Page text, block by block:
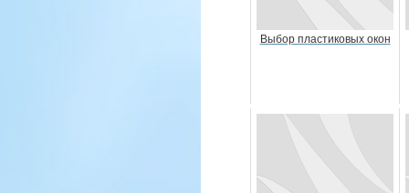
Выбор пластиковых окон